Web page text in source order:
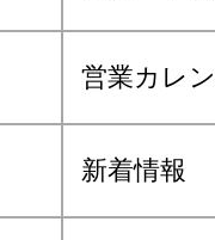
営業カレ
新着情報